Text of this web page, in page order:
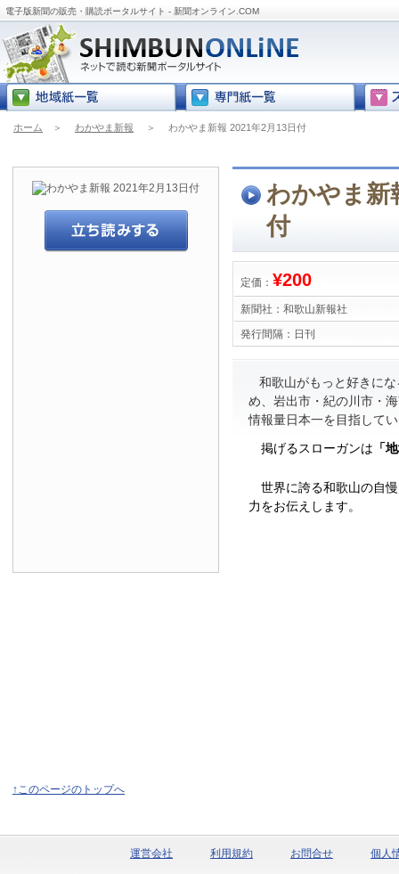
電子版新聞の販売・購読ポータルサイト - 新聞オンライン.COM
ホーム ＞ わかやま新報 ＞ わかやま新報 2021年2月13日付
わかやま新
付
定価： ¥200
新聞社： 和歌山新報社
発行間隔： 日刊
和歌山がもっと好きに
め、岩出市・紀の川市・
情報量日本一を目指して
掲げるスローガンは 「
世界に誇る和歌山の自
力をお伝えします。
↑このページのトップへ
運営会社 利用規約 お問合せ 個人